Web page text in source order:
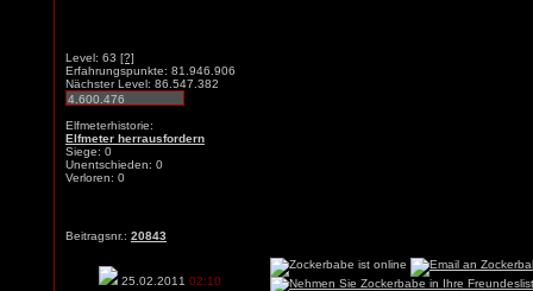
Level: 63 [?]
Erfahrungspunkte: 81.946.906
Nächster Level: 86.547.382
Elfmeterhistorie:
Elfmeter herrausfordern
Siege: 0
Unentschieden: 0
Verloren: 0
Beitragsnr.: 20843
25.02.2011 02:10